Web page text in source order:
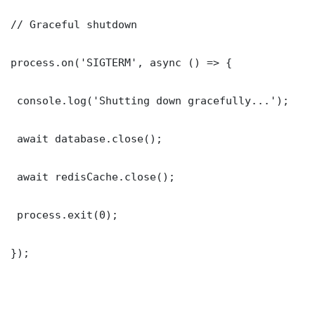
// Graceful shutdown
process.on('SIGTERM', async () => {
console.log('Shutting down gracefully...');
await database.close();
await redisCache.close();
process.exit(0);
});